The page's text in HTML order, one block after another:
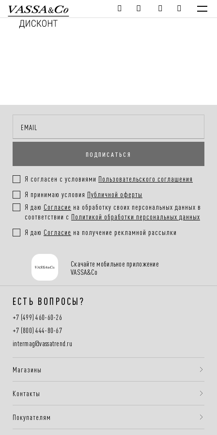
ПОДПИСАТЬСЯ
Я согласен с условиями Пользовательского соглашения
Я принимаю условия Публичной оферты
Я даю Согласие на обработку своих персональных данных в
соответствии с Политикой обработки персональных данных
Я даю Согласие на получение рекламной рассылки
Скачайте мобильное приложение
VASSA&Co
ЕСТЬ ВОПРОСЫ?
+7 (499) 460-60-26
+7 (800) 444-80-67
intermag@vassatrend.ru
Магазины
Контакты
Покупателям